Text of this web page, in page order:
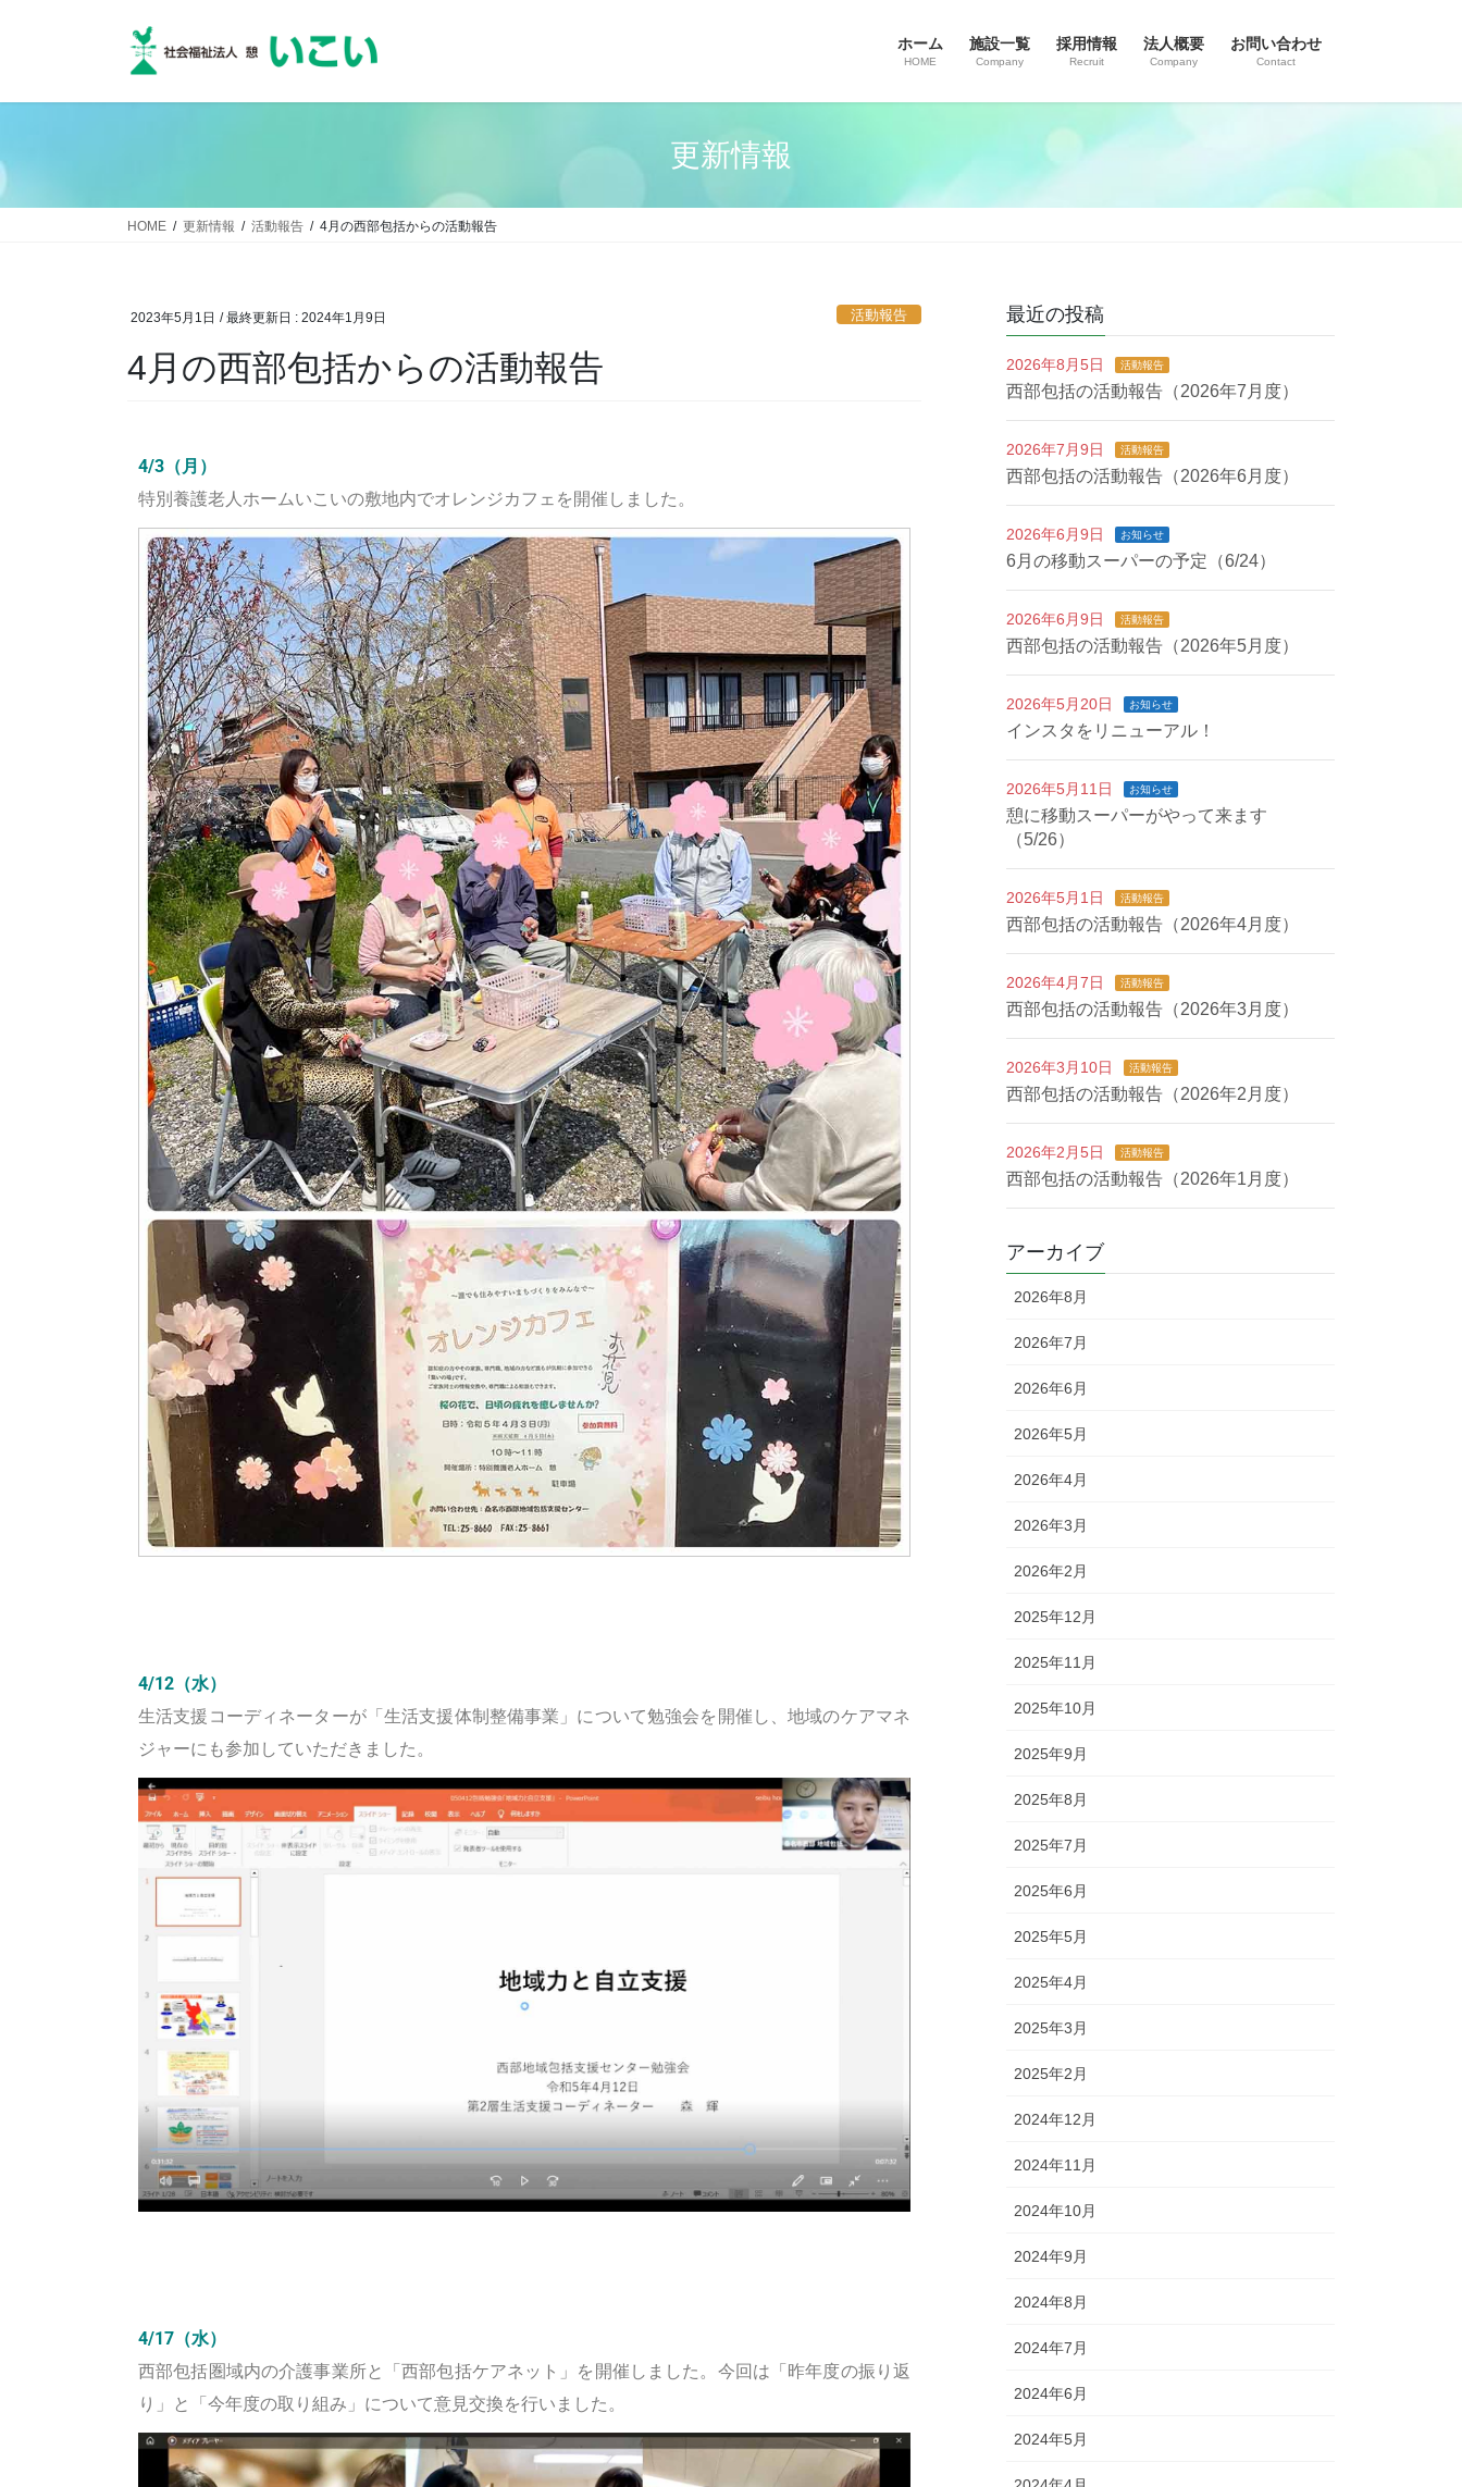
ホーム
HOME
施設一覧
Company
採用情報
Recruit
法人概要
Company
お問い合わせ
Contact
更新情報
HOME 更新情報 活動報告 4月の西部包括からの活動報告
2023年5月1日 / 最終更新日 : 2024年1月9日 活動報告
4月の西部包括からの活動報告
4/3（月）
特別養護老人ホームいこいの敷地内でオレンジカフェを開催しました。
4/12（水）
生活支援コーディネーターが「生活支援体制整備事業」について勉強会を開催し、地域のケアマネ
ジャーにも参加していただきました。
4/17（水）
西部包括圏域内の介護事業所と「西部包括ケアネット」を開催しました。今回は「昨年度の振り返
り」と「今年度の取り組み」について意見交換を行いました。
最近の投稿
2026年8月5日 活動報告
西部包括の活動報告（2026年7月度）
2026年7月9日 活動報告
西部包括の活動報告（2026年6月度）
2026年6月9日 お知らせ
6月の移動スーパーの予定（6/24）
2026年6月9日 活動報告
西部包括の活動報告（2026年5月度）
2026年5月20日 お知らせ
インスタをリニューアル！
2026年5月11日 お知らせ
憩に移動スーパーがやって来ます
（5/26）
2026年5月1日 活動報告
西部包括の活動報告（2026年4月度）
2026年4月7日 活動報告
西部包括の活動報告（2026年3月度）
2026年3月10日 活動報告
西部包括の活動報告（2026年2月度）
2026年2月5日 活動報告
西部包括の活動報告（2026年1月度）
アーカイブ
2026年8月
2026年7月
2026年6月
2026年5月
2026年4月
2026年3月
2026年2月
2025年12月
2025年11月
2025年10月
2025年9月
2025年8月
2025年7月
2025年6月
2025年5月
2025年4月
2025年3月
2025年2月
2024年12月
2024年11月
2024年10月
2024年9月
2024年8月
2024年7月
2024年6月
2024年5月